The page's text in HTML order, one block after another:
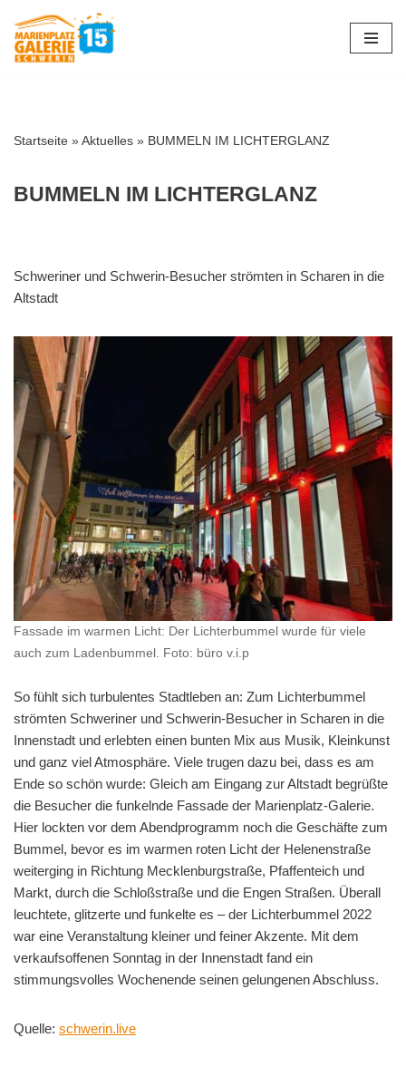
Zum
Startseite »Aktuelles » BUMMELN IM LICHTERGLANZ
BUMMELN IM LICHTERGLANZ
Schweriner und Schwerin-Besucher strömten in Scharen in die
Altstadt
Fassade im warmen Licht: Der Lichterbummel wurde für viele
auch zum Ladenbummel. Foto: büro v.i.p
So fühlt sich turbulentes Stadtleben an: Zum Lichterbummel
strömten Schweriner und Schwerin-Besucher in Scharen in die
Innenstadt und erlebten einen bunten Mix aus Musik, Kleinkunst
und ganz viel Atmosphäre. Viele trugen dazu bei, dass es am
Ende so schön wurde: Gleich am Eingang zur Altstadt begrüßte
die Besucher die funkelnde Fassade der Marienplatz-Galerie.
Hier lockten vor dem Abendprogramm noch die Geschäfte zum
Bummel, bevor es im warmen roten Licht der Helenenstraße
weiterging in Richtung Mecklenburgstraße, Pfaffenteich und
Markt, durch die Schloßstraße und die Engen Straßen. Überall
leuchtete, glitzerte und funkelte es – der Lichterbummel 2022
war eine Veranstaltung kleiner und feiner Akzente. Mit dem
verkaufsoffenen Sonntag in der Innenstadt fand ein
stimmungsvolles Wochenende seinen gelungenen Abschluss.
Quelle: schwerin.live